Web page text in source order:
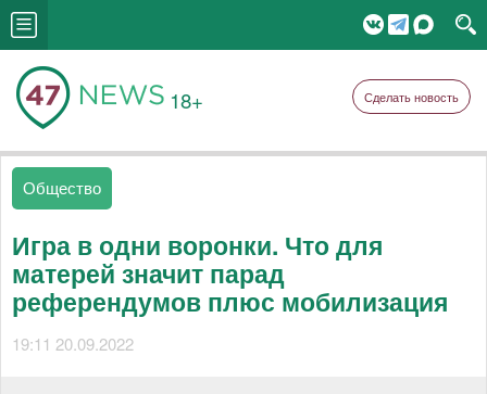
18+ Сделать новость
Общество
Игра в одни воронки. Что для
матерей значит парад
референдумов плюс мобилизация
19:11 20.09.2022